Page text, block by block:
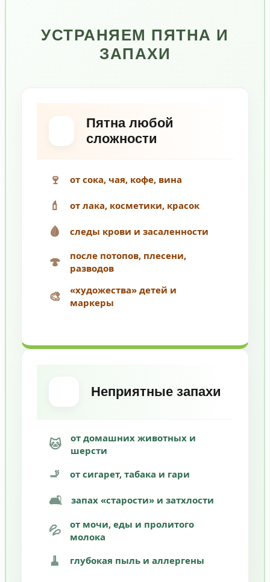
УСТРАНЯЕМ ПЯТНА И
ЗАПАХИ
Пятна любой
сложности
🍷 от сока, чая, кофе, вина
💄 от лака, косметики, красок
🩸 следы крови и засаленности
🍄
после потопов, плесени,
разводов
🎨
«художества» детей и
маркеры
Неприятные запахи
🐱
от домашних животных и
шерсти
🚬 от сигарет, табака и гари
🛋️ запах «старости» и затхлости
💦
от мочи, еды и пролитого
молока
🧹 глубокая пыль и аллергены